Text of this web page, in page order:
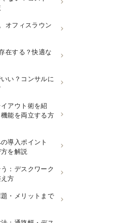
オフィスラウン
在する？快適な
い？コンサルに
アウト術を紹
能を両立する方
導入ポイント
を解説
：デスクワーク
方
・メリットまで